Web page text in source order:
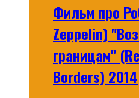
Фильм про
Zeppelin)
границам"
Borders) 2014